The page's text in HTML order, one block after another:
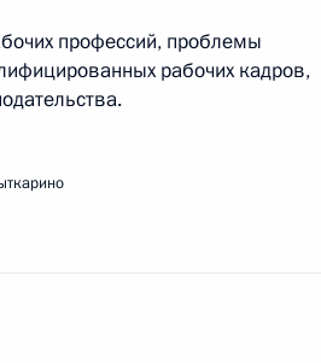
следующие материалы
профессий, проблемы
рабочих кадров,